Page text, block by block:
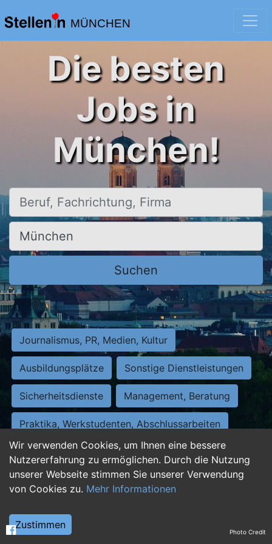
MÜNCHEN
Wir verwenden Cookies, um Ihnen eine bessere
Nutzererfahrung zu ermöglichen. Durch die Nutzung
unserer Webseite stimmen Sie unserer Verwendung
von Cookies zu. Mehr Informationen
Zustimmen
Die besten
Jobs in
München!
Beruf, Fachrichtung, Firma
Ort, Stadt
Suchen
Journalismus, PR, Medien, Kultur
Ausbildungsplätze Sonstige Dienstleistungen
Sicherheitsdienste Management, Beratung
Praktika, Werkstudenten, Abschlussarbeiten
Personalwesen Assistenz, Sekretariat
Hilfskräfte, Aushilfs- und Nebenjobs
Weiterbildung, Studium, duale Ausbildung Photo Credit